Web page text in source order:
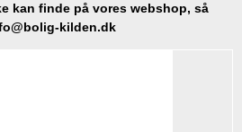
kan finde på vores webshop, så
kilden.dk